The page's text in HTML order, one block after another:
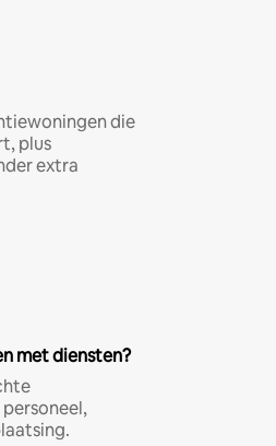
die
plus
extra
met diensten?